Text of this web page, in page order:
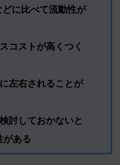
どに比べて流動性が
コストが高くつく
左右されることが
討しておかないと
がある